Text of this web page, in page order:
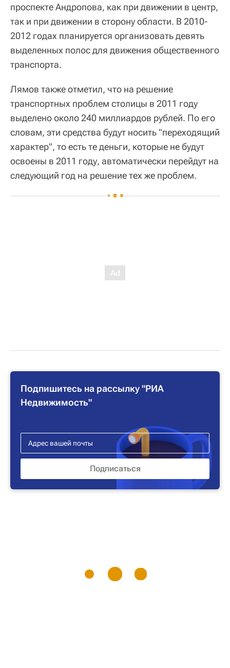
проспекте Андропова, как при движении в центр,
так и при движении в сторону области. В 2010-
2012 годах планируется организовать девять
выделенных полос для движения общественного
транспорта.
Лямов также отметил, что на решение
транспортных проблем столицы в 2011 году
выделено около 240 миллиардов рублей. По его
словам, эти средства будут носить "переходящий
характер", то есть те деньги, которые не будут
освоены в 2011 году, автоматически перейдут на
следующий год на решение тех же проблем.
Подпишитесь на рассылку "РИА
Недвижимость"